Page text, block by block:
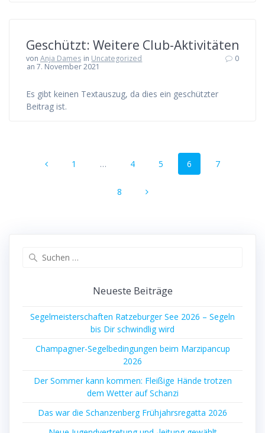
Geschützt: Weitere Club-Aktivitäten
von Anja Dames in Uncategorized
an 7. November 2021
0
Es gibt keinen Textauszug, da dies ein geschützter
Beitrag ist.
Beitragsnavigation
Seite
1 … Seite
4 Seite
5 Seite
6 Seite
7
Seite
8
Neueste Beiträge
Segelmeisterschaften Ratzeburger See 2026 – Segeln
bis Dir schwindlig wird
Champagner-Segelbedingungen beim Marzipancup
2026
Der Sommer kann kommen: Fleißige Hände trotzen
dem Wetter auf Schanzi
Das war die Schanzenberg Frühjahrsregatta 2026